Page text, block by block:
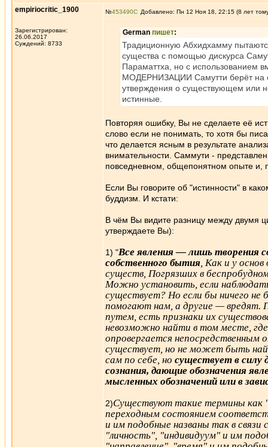
empiriocritic_1900
Зарегистрирован:
26.06.2017
Суждений: 8733
№453490 Добавлено: Пн 12 Ноя 18, 22:15 (8 лет
German пишет:
Традиционную Абхидхамму
существа с помощью дискурса
Параматтха, но с использованием
МОДЕРНИЗАЦИИ Самутти берёт на
утверждения о существующем или
истинные.
Повторяя ошибку, Вы не сделаете её
слово если не понимать, то хотя бы
что делается ясным в результате
внимательности. Саммути -
повседневном, общепонятном опыте и,
Если Вы говорите об "истинности" в
буддизм. И кстати:
В чём Вы видите разницу между двумя
утверждаете Вы):
1) "Все явления — лишь творения
собственного бытия, Как и у
существ, Погрязших в
Можно установить, если
существует? Но если бы ничего не
помогают нам, а другие — вредят.
путем, есть признаки их
невозможно найти в том месте,
опровергается непосредственным
существует, но не может быть
сам по себе, но существует в силу
сознания, дающие обозначения
мысленных обозначений или в
2)Существуют такие термины как
переходным состоянием
и им подобные названы так в
"личность", "индивидуум" и им